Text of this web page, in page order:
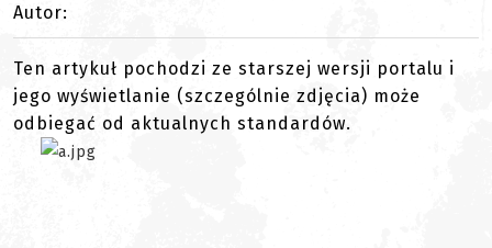
Autor:
Ten artykuł pochodzi ze starszej wersji portalu i
jego wyświetlanie (szczególnie zdjęcia) może
odbiegać od aktualnych standardów.